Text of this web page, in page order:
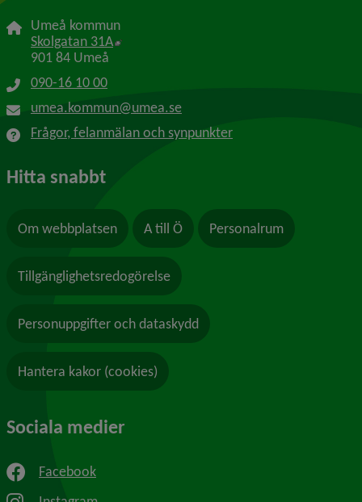
Umeå kommun
Skolgatan 31A Länk till annan webbplats, öppnas i nytt
901 84 Umeå
090-16 10 00
umea.kommun@umea.se
Frågor, felanmälan och synpunkter
Hitta snabbt
Om webbplatsen A till Ö Personalrum
Tillgänglighetsredogörelse
Personuppgifter och dataskydd
Hantera kakor (cookies)
Sociala medier
Facebook